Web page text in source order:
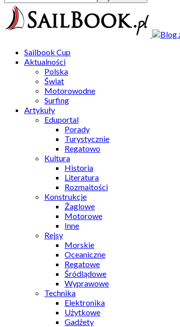
Sailbook Cup
Aktualności
Polska
Świat
Motorowodne
Surfing
Artykuły
Eduportal
Porady
Turystycznie
Regatowo
Kultura
Historia
Literatura
Rozmaitości
Konstrukcje
Żaglowe
Motorowe
Inne
Rejsy
Morskie
Oceaniczne
Regatowe
Śródlądowe
Wyprawowe
Technika
Elektronika
Użytkowe
Gadżety